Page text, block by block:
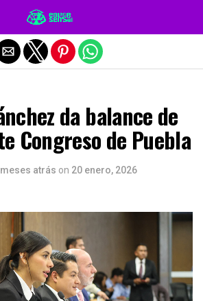
da balance de
Congreso de Puebla
atrás on 20 enero, 2026
de la versión móvil